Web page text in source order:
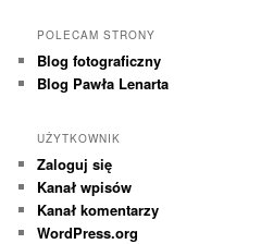
POLECAM STRONY
Blog fotograficzny
Blog Pawła Lenarta
UŻYTKOWNIK
Zaloguj się
Kanał wpisów
Kanał komentarzy
WordPress.org